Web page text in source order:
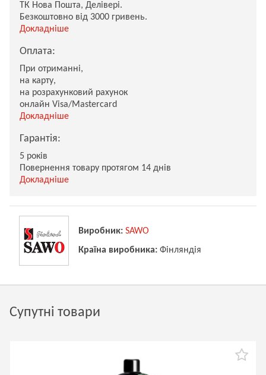
ТК Нова Пошта, Делівері.
Безкоштовно від 3000 гривень.
Докладніше
Оплата:
При отриманні,
на карту,
на розрахунковий рахунок
онлайн Visa/Mastercard
Докладніше
Гарантія:
5 років
Повернення товару протягом 14 днів
Докладніше
Виробник: SAWO
Країна виробника: Фінляндія
Супутні товари